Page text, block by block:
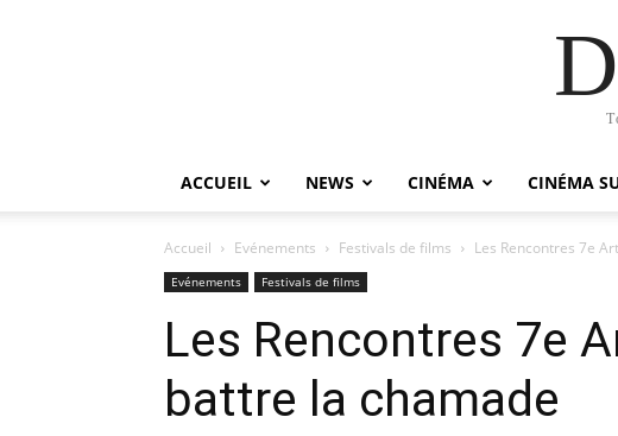
ACCUEIL NEWS CINÉMA CINÉMA
Accueil Evénements Festivals de films Les Rencontres 7e
Evénements Festivals de films
Les Rencontres 7e
battre la chamade